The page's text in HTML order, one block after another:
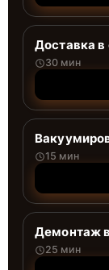
Доставка в
30 мин
15 мин
Демонтаж
25 мин